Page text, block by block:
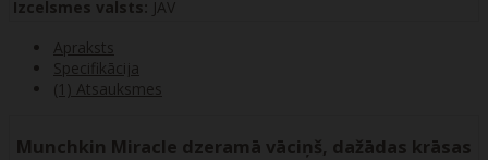
Izcelsmes valsts: JAV
Apraksts
Specifikācija
(1) Atsauksmes
Munchkin Miracle dzeramā vāciņš, dažādas krāsas